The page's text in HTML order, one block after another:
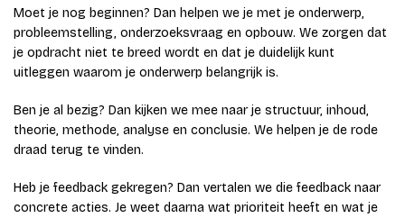
Moet je nog beginnen? Dan helpen we je met je onderwerp,
probleemstelling, onderzoeksvraag en opbouw. We zorgen dat
je opdracht niet te breed wordt en dat je duidelijk kunt
uitleggen waarom je onderwerp belangrijk is.
Ben je al bezig? Dan kijken we mee naar je structuur, inhoud,
theorie, methode, analyse en conclusie. We helpen je de rode
draad terug te vinden.
Heb je feedback gekregen? Dan vertalen we die feedback naar
concrete acties. Je weet daarna wat prioriteit heeft en wat je